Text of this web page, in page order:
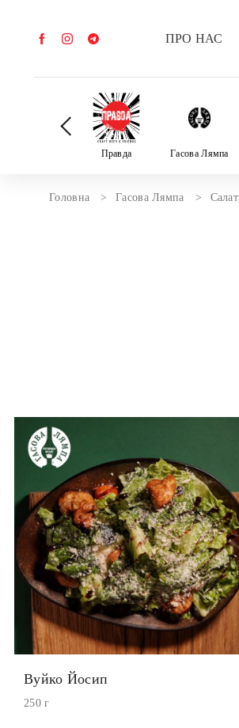
ПРО НАС
Правда Гасова Лямпа
Головна Гасова Лямпа
Вуйко Йосип
250 г